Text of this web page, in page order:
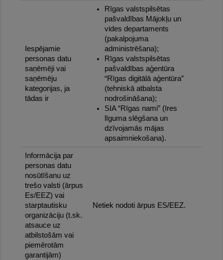
Iespējamie
personas datu
saņēmēji vai
saņēmēju
kategorijas, ja
tādas ir
Rīgas valstspilsētas
pašvaldības Mājokļu un
vides departaments
(pakalpojuma
administrēšana);
Rīgas valstspilsētas
pašvaldības aģentūra
“Rīgas digitālā aģentūra”
(tehniskā atbalsta
nodrošināšana);
SIA “Rīgas nami” (īres
līguma slēgšana un
dzīvojamās mājas
apsaimniekošana).
Informācija par
personas datu
nosūtīšanu uz
trešo valsti (ārpus
Es/EEZ) vai
starptautisku
organizāciju (t.sk.
atsauce uz
atbilstošām vai
piemērotām
garantijām)
Netiek nodoti ārpus ES/EEZ.